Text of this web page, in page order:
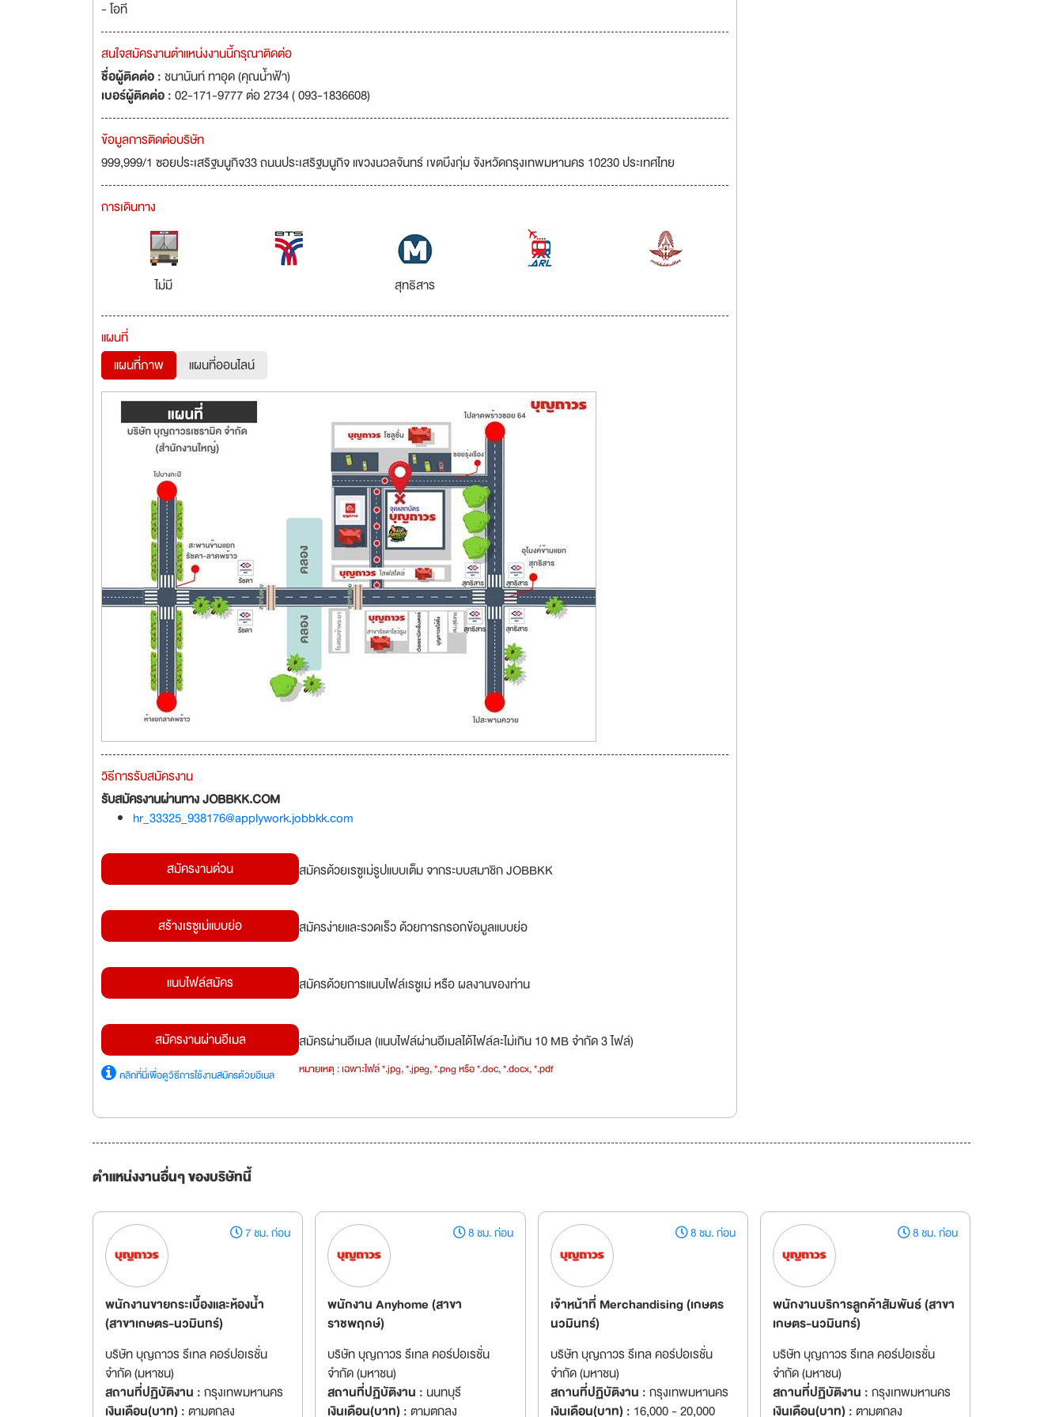
- โอที
สนใจสมัครงานตำแหน่งงานนี้กรุณาติดต่อ
ชื่อผู้ติดต่อ :ชนานันท์ ทาอุด (คุณน้ำฟ้า)
เบอร์ผู้ติดต่อ :02-171-9777 ต่อ 2734 ( 093-1836608)
ข้อมูลการติดต่อบริษัท
999,999/1 ซอยประเสริฐมนูกิจ33 ถนนประเสริฐมนูกิจ แขวงนวลจันทร์ เขตบึงกุ่ม จังหวัดกรุงเทพมหานคร 10230 ประเทศไทย
การเดินทาง
ไม่มี สุทธิสาร
แผนที่
แผนที่ภาพ
แผนที่ออนไลน์
วิธีการรับสมัครงาน
รับสมัครงานผ่านทาง JOBBKK.COM
hr_33325_938176@applywork.jobbkk.com
สมัครงานด่วน สมัครด้วยเรซูเม่รูปแบบเต็ม จากระบบสมาชิก JOBBKK
สร้างเรซูเม่แบบย่อ สมัครง่ายและรวดเร็ว ด้วยการกรอกข้อมูลแบบย่อ
แนบไฟล์สมัคร สมัครด้วยการแนบไฟล์เรซูเม่ หรือ ผลงานของท่าน
สมัครงานผ่านอีเมล
คลิกที่นี่เพื่อดูวิธีการใช้งานสมัครด้วยอีเมล
สมัครผ่านอีเมล (แนบไฟล์ผ่านอีเมลได้ไฟล์ละไม่เกิน 10 MB จำกัด 3 ไฟล์)
หมายเหตุ : เฉพาะไฟล์ *.jpg, *.jpeg, *.png หรือ *.doc, *.docx, *.pdf
ตำแหน่งงานอื่นๆ ของบริษัทนี้
7 ชม. ก่อน
พนักงานขายกระเบื้องและห้องน้ำ
(สาขาเกษตร-นวมินทร์)
บริษัท บุญถาวร รีเทล คอร์ปอเรชั่น
จำกัด (มหาชน)
สถานที่ปฏิบัติงาน :กรุงเทพมหานคร
เงินเดือน(บาท) :ตามตกลง
8 ชม. ก่อน
พนักงาน Anyhome (สาขา
ราชพฤกษ์)
บริษัท บุญถาวร รีเทล คอร์ปอเรชั่น
จำกัด (มหาชน)
สถานที่ปฏิบัติงาน : นนทบุรี
เงินเดือน(บาท) :ตามตกลง
8 ชม. ก่อน
เจ้าหน้าที่ Merchandising (เกษตร
นวมินทร์)
บริษัท บุญถาวร รีเทล คอร์ปอเรชั่น
จำกัด (มหาชน)
สถานที่ปฏิบัติงาน :กรุงเทพมหานคร
เงินเดือน(บาท) : 16,000 - 20,000
8 ชม. ก่อน
พนักงานบริการลูกค้าสัมพันธ์ (สาขา
เกษตร-นวมินทร์)
บริษัท บุญถาวร รีเทล คอร์ปอเรชั่น
จำกัด (มหาชน)
สถานที่ปฏิบัติงาน :กรุงเทพมหานคร
เงินเดือน(บาท) :ตามตกลง